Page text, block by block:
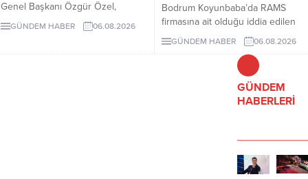
Genel Başkanı Özgür Özel,
çerçeve yasanın özensiz
hazırlandığını vurgulayarak "İmza
GÜNDEM HABER 06.08.2026
Bodrum Koyunbaba’da RAMS
firmasına ait olduğu iddia edilen
alanda, inşaat yasağı döneminde
peyzaj, yol yapımı ve satıh
düzeltme çalışmaları yapıldığı ileri
GÜNDEM HABER 06.08.2026
GÜNDEM
HABERLERİ